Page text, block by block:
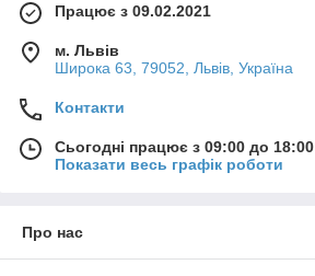
Працює з 09.02.2021
м. Львів
Широка 63, 79052, Львів, Україна
Контакти
Сьогодні працює з 09:00 до 18:00
Показати весь графік роботи
Про нас